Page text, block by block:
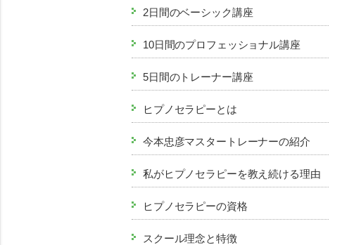
2日間のベーシック講座
10日間のプロフェッショナル講座
5日間のトレーナー講座
ヒプノセラピーとは
今本忠彦マスタートレーナーの紹介
私がヒプノセラピーを教え続ける理由
ヒプノセラピーの資格
スクール理念と特徴